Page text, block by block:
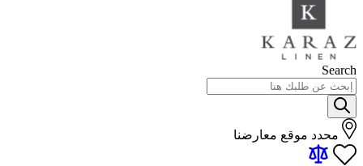
Search
محدد موقع معارضنا